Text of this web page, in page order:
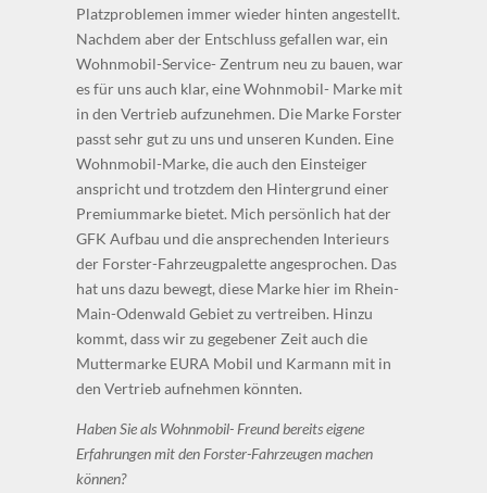
Platzproblemen immer wieder hinten angestellt.
Nachdem aber der Entschluss gefallen war, ein
Wohnmobil-Service- Zentrum neu zu bauen, war
es für uns auch klar, eine Wohnmobil- Marke mit
in den Vertrieb aufzunehmen. Die Marke Forster
passt sehr gut zu uns und unseren Kunden. Eine
Wohnmobil-Marke, die auch den Einsteiger
anspricht und trotzdem den Hintergrund einer
Premiummarke bietet. Mich persönlich hat der
GFK Aufbau und die ansprechenden Interieurs
der Forster-Fahrzeugpalette angesprochen. Das
hat uns dazu bewegt, diese Marke hier im Rhein-
Main-Odenwald Gebiet zu vertreiben. Hinzu
kommt, dass wir zu gegebener Zeit auch die
Muttermarke EURA Mobil und Karmann mit in
den Vertrieb aufnehmen könnten.
Haben Sie als Wohnmobil- Freund bereits eigene
Erfahrungen mit den Forster-Fahrzeugen machen
können?